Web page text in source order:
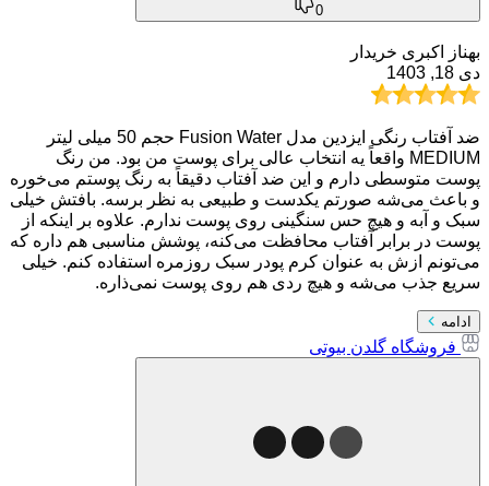
0
بهناز اکبری خریدار
دی 18, 1403
ضد آفتاب رنگی ایزدین مدل Fusion Water حجم 50 میلی لیتر
MEDIUM واقعاً یه انتخاب عالی برای پوست من بود. من رنگ
پوست متوسطی دارم و این ضد آفتاب دقیقاً به رنگ پوستم می‌خوره
و باعث می‌شه صورتم یکدست و طبیعی به نظر برسه. بافتش خیلی
سبک و آبه و هیچ حس سنگینی روی پوست ندارم. علاوه بر اینکه از
پوست در برابر آفتاب محافظت می‌کنه، پوشش مناسبی هم داره که
می‌تونم ازش به عنوان کرم پودر سبک روزمره استفاده کنم. خیلی
سریع جذب می‌شه و هیچ ردی هم روی پوست نمی‌ذاره.
ادامه
فروشگاه گلدن بیوتی